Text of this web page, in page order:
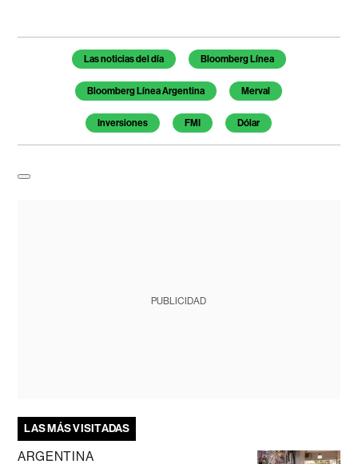
Temas de este artículo
Las noticias del día Bloomberg Línea
Bloomberg Línea Argentina Merval
Inversiones FMI Dólar
PUBLICIDAD
LAS MÁS VISITADAS
ARGENTINA